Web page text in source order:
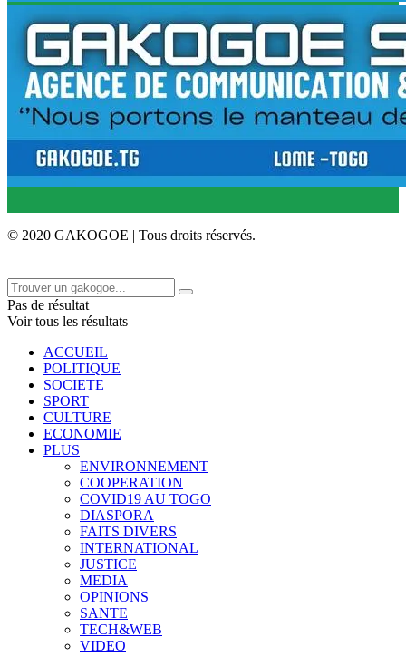
© 2020 GAKOGOE | Tous droits réservés.
Pas de résultat
Voir tous les résultats
ACCUEIL
POLITIQUE
SOCIETE
SPORT
CULTURE
ECONOMIE
PLUS
ENVIRONNEMENT
COOPERATION
COVID19 AU TOGO
DIASPORA
FAITS DIVERS
INTERNATIONAL
JUSTICE
MEDIA
OPINIONS
SANTE
TECH&WEB
VIDEO